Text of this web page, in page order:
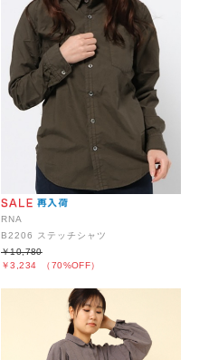
RNA
B2206 ステッチシャツ
￥3,234 （70%OFF）
￥10,780